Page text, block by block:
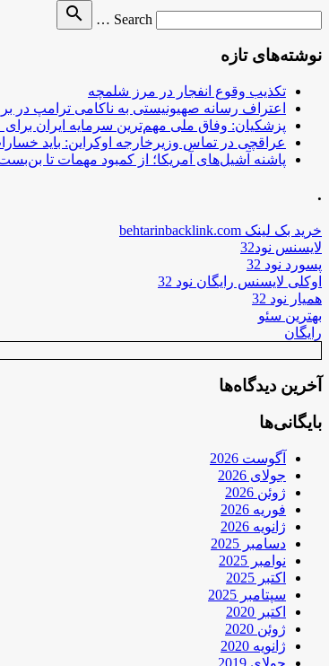
Search …
search
نوشته‌های تازه
تکذیب وقوع انفجار در مرز شلمچه
اعتراف رسانه صهیونیستی به ناکامی ترامپ در
پزشکیان: وفاق ملی مهم‌ترین سرمایه ایران
عراقچی در تماس وزیرخارجه اوکراین: باید
پاشنه آشیل‌های آمریکا؛ از کمبود مهمات تا
.
خرید بک لینک behtarinbacklink.com
لایسنس نود32
پسورد نود 32
اوکلی لایسنس رایگان نود 32
همیار نود 32
بهترین سئو
رایگان
آخرین دیدگاه‌ها
بایگانی‌ها
آگوست 2026
جولای 2026
ژوئن 2026
فوریه 2026
ژانویه 2026
دسامبر 2025
نوامبر 2025
اکتبر 2025
سپتامبر 2025
اکتبر 2020
ژوئن 2020
ژانویه 2020
جولای 2019